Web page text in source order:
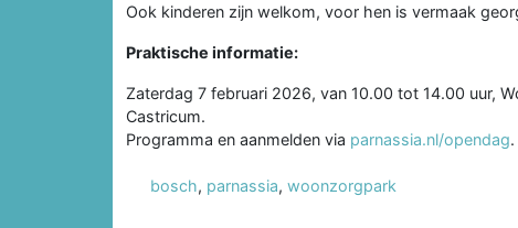
Ook kinderen zijn welkom, voor hen is vermaak
Praktische informatie:
Zaterdag 7 februari 2026, van 10.00 tot 14.00 uur,
Castricum.
Programma en aanmelden via parnassia.nl/opendag.
bosch, parnassia, woonzorgpark